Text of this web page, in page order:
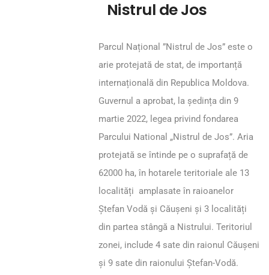
Nistrul de Jos
Parcul Național ”Nistrul de Jos” este o
arie protejată de stat, de importanță
internațională din Republica Moldova.
Guvernul a aprobat, la ședința din 9
martie 2022, legea privind fondarea
Parcului National „Nistrul de Jos”. Aria
protejată se întinde pe o suprafață de
62000 ha, în hotarele teritoriale ale 13
localități amplasate în raioanelor
Ștefan Vodă și Căușeni și 3 localități
din partea stângă a Nistrului. Teritoriul
zonei, include 4 sate din raionul Căușeni
și 9 sate din raionului Ştefan-Vodă.